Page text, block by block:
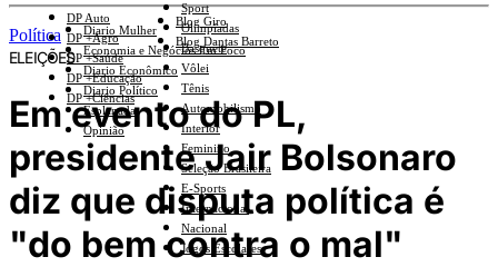
Sport
Olimpíadas
Basquete
Vôlei
Tênis
Automobilismo
Interior
Feminino
Seleção Brasileira
E-Sports
Internacional
Nacional
Jogos Escolares
DP Auto
DP +Agro
DP +Saúde
DP +Educação
DP +Ciências
Diario Mulher
Economia e Negócios Em Foco
Diario Econômico
Diario Político
Esplanada
Opinião
Blog Giro
Blog Dantas Barreto
Política
ELEIÇÕES
Em evento do PL,
presidente Jair Bolsonaro
diz que disputa política é
"do bem contra o mal"